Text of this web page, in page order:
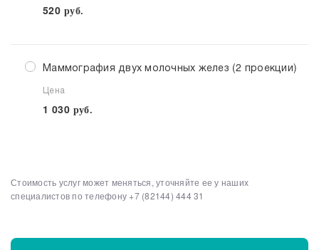
520 руб.
Маммография двух молочных желез (2 проекции)
Цена
1 030 руб.
Стоимость услуг может меняться, уточняйте ее у наших
специалистов по телефону +7 (82144) 444 31